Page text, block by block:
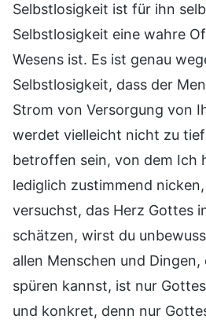
Selbstlosigkeit ist für ihn
Selbstlosigkeit eine wahre
Wesens ist. Es ist genau
Selbstlosigkeit, dass der
Strom von Versorgung von
werdet vielleicht nicht zu
betroffen sein, von dem Ich
lediglich zustimmend
versuchst, das Herz Gottes
schätzen, wirst du
allen Menschen und Dingen,
spüren kannst, ist nur
und konkret, denn nur